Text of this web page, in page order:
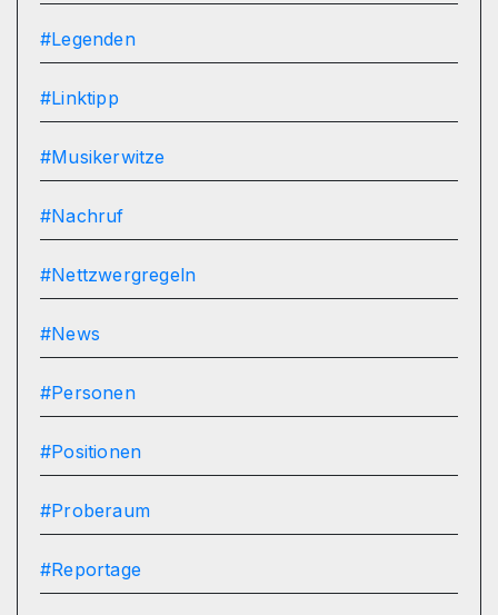
#Legenden
#Linktipp
#Musikerwitze
#Nachruf
#Nettzwergregeln
#News
#Personen
#Positionen
#Proberaum
#Reportage